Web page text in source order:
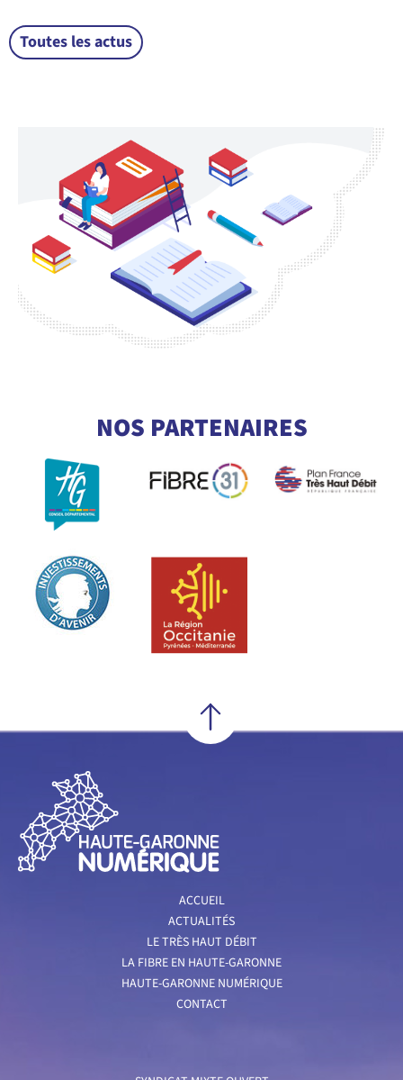
Toutes les actus
VOCABULAIRE DE LA FIBRE
En savoir +
NOS PARTENAIRES
ACCUEIL
ACTUALITÉS
LE TRÈS HAUT DÉBIT
LA FIBRE EN HAUTE-GARONNE
HAUTE-GARONNE NUMÉRIQUE
CONTACT